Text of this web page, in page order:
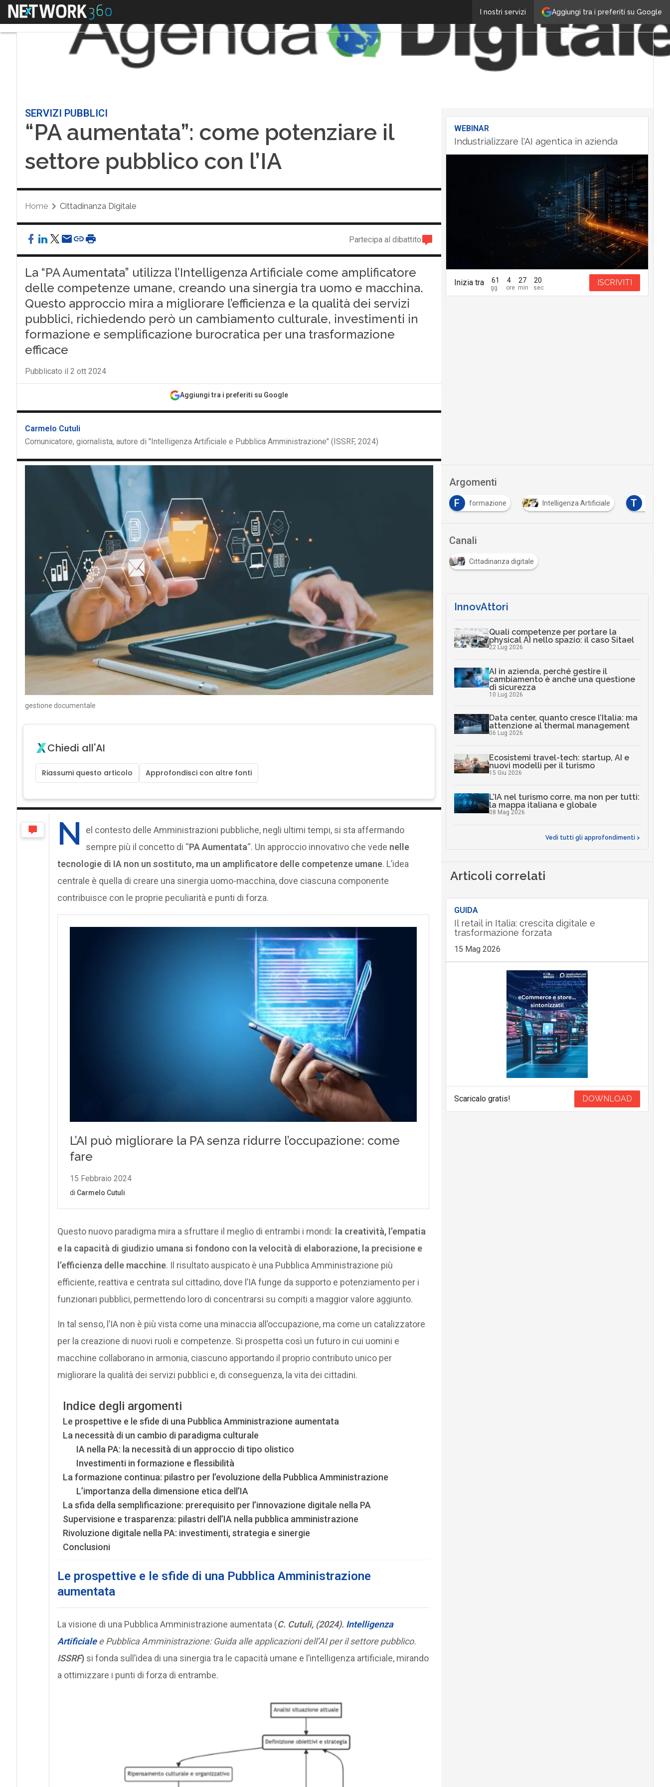
Aggiungi tra i preferiti su Google
I nostri servizi
Menu
SERVIZI PUBBLICI
“PA aumentata”: come potenziare il
settore pubblico con l’IA
Home Cittadinanza Digitale
Partecipa al dibattito
La “PA Aumentata” utilizza l’Intelligenza Artificiale come amplificatore
delle competenze umane, creando una sinergia tra uomo e macchina.
Questo approccio mira a migliorare l’efficienza e la qualità dei servizi
pubblici, richiedendo però un cambiamento culturale, investimenti in
formazione e semplificazione burocratica per una trasformazione
efficace
Pubblicato il 2 ott 2024
Aggiungi tra i preferiti su Google
Carmelo Cutuli
Comunicatore, giornalista, autore di "Intelligenza Artificiale e Pubblica Amministrazione" (ISSRF, 2024)
gestione documentale
Chiedi all'AI
Riassumi questo articolo Approfondisci con altre fonti
N
el contesto delle Amministrazioni pubbliche, negli ultimi tempi, si sta affermando
sempre più il concetto di “PA Aumentata“. Un approccio innovativo che vede nelle
tecnologie di IA non un sostituto, ma un amplificatore delle competenze umane. L’idea
centrale è quella di creare una sinergia uomo-macchina, dove ciascuna componente
contribuisce con le proprie peculiarità e punti di forza.
Questo nuovo paradigma mira a sfruttare il meglio di entrambi i mondi: la creatività, l’empatia
e la capacità di giudizio umana si fondono con la velocità di elaborazione, la precisione e
l’efficienza delle macchine. Il risultato auspicato è una Pubblica Amministrazione più
efficiente, reattiva e centrata sul cittadino, dove l’IA funge da supporto e potenziamento per i
funzionari pubblici, permettendo loro di concentrarsi su compiti a maggior valore aggiunto.
In tal senso, l’IA non è più vista come una minaccia all’occupazione, ma come un catalizzatore
per la creazione di nuovi ruoli e competenze. Si prospetta così un futuro in cui uomini e
macchine collaborano in armonia, ciascuno apportando il proprio contributo unico per
migliorare la qualità dei servizi pubblici e, di conseguenza, la vita dei cittadini.
Indice degli argomenti
Le prospettive e le sfide di una Pubblica Amministrazione aumentata
La necessità di un cambio di paradigma culturale
IA nella PA: la necessità di un approccio di tipo olistico
Investimenti in formazione e flessibilità
La formazione continua: pilastro per l’evoluzione della Pubblica Amministrazione
L’importanza della dimensione etica dell’IA
La sfida della semplificazione: prerequisito per l’innovazione digitale nella PA
Supervisione e trasparenza: pilastri dell’IA nella pubblica amministrazione
Rivoluzione digitale nella PA: investimenti, strategia e sinergie
Conclusioni
Le prospettive e le sfide di una Pubblica Amministrazione
aumentata
La visione di una Pubblica Amministrazione aumentata (C. Cutuli, (2024). Intelligenza
Artificialee Pubblica Amministrazione: Guida alle applicazioni dell’AI per il settore pubblico.
ISSRF) si fonda sull’idea di una sinergia tra le capacità umane e l’intelligenza artificiale, mirando
a ottimizzare i punti di forza di entrambe.
WEBINAR
Industrializzare l'AI agentica in azienda
Inizia tra 61 4 27 19 ISCRIVITI
Argomenti
F formazione Intelligenza Artificiale T
Canali
Cittadinanza digitale
InnovAttori
Quali competenze per portare la
physical AI nello spazio: il caso Sitael
22 Lug 2026
AI in azienda, perché gestire il
cambiamento è anche una questione
di sicurezza
10 Lug 2026
Data center, quanto cresce l’Italia: ma
attenzione al thermal management
06 Lug 2026
Ecosistemi travel-tech: startup, AI e
nuovi modelli per il turismo
15 Giu 2026
L’IA nel turismo corre, ma non per tutti:
la mappa italiana e globale
08 Mag 2026
Vedi tutti gli approfondimenti >
Articoli correlati
GUIDA
Il retail in Italia: crescita digitale e
trasformazione forzata
15 Mag 2026
Scaricalo gratis! DOWNLOAD